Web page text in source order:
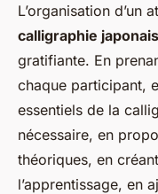
L’organisation d’un
calligraphie
gratifiante. En
chaque participant,
essentiels de la
nécessaire, en
théoriques, en
l’apprentissage, en